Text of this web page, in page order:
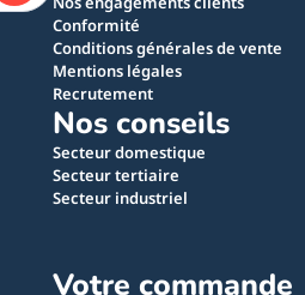
Conformité
Conditions générales de vente
Mentions légales
Recrutement
Nos conseils
Secteur domestique
Secteur tertiaire
Secteur industriel
Votre commande